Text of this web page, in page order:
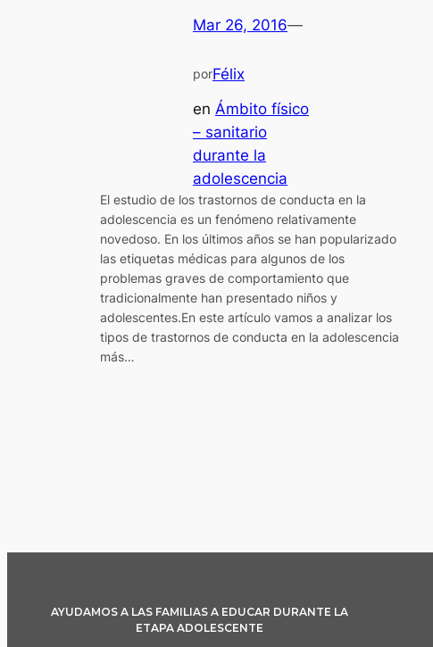
Mar 26, 2016—
porFélix
en Ámbito físico
– sanitario
durante la
adolescencia
El estudio de los trastornos de conducta en la
adolescencia es un fenómeno relativamente
novedoso. En los últimos años se han popularizado
las etiquetas médicas para algunos de los
problemas graves de comportamiento que
tradicionalmente han presentado niños y
adolescentes.En este artículo vamos a analizar los
tipos de trastornos de conducta en la adolescencia
más…
AYUDAMOS A LAS FAMILIAS A EDUCAR DURANTE LA
ETAPA ADOLESCENTE